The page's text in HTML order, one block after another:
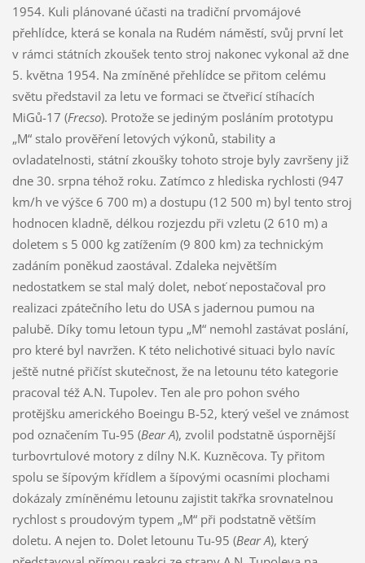
1954. Kuli plánované účasti na tradiční prvomájové
přehlídce, která se konala na Rudém náměstí, svůj první let
v rámci státních zkoušek tento stroj nakonec vykonal až dne
5. května 1954. Na zmíněné přehlídce se přitom celému
světu představil za letu ve formaci se čtveřicí stíhacích
MiGů-17 (Frecso). Protože se jediným posláním prototypu
„M“ stalo prověření letových výkonů, stability a
ovladatelnosti, státní zkoušky tohoto stroje byly završeny již
dne 30. srpna téhož roku. Zatímco z hlediska rychlosti (947
km/h ve výšce 6 700 m) a dostupu (12 500 m) byl tento stroj
hodnocen kladně, délkou rozjezdu při vzletu (2 610 m) a
doletem s 5 000 kg zatížením (9 800 km) za technickým
zadáním poněkud zaostával. Zdaleka největším
nedostatkem se stal malý dolet, neboť nepostačoval pro
realizaci zpátečního letu do USA s jadernou pumou na
palubě. Díky tomu letoun typu „M“ nemohl zastávat poslání,
pro které byl navržen. K této nelichotivé situaci bylo navíc
ještě nutné přičíst skutečnost, že na letounu této kategorie
pracoval též A.N. Tupolev. Ten ale pro pohon svého
protějšku amerického Boeingu B-52, který vešel ve známost
pod označením Tu-95 (Bear A), zvolil podstatně úspornější
turbovrtulové motory z dílny N.K. Kuzněcova. Ty přitom
spolu se šípovým křídlem a šípovými ocasními plochami
dokázaly zmíněnému letounu zajistit takřka srovnatelnou
rychlost s proudovým typem „M“ při podstatně větším
doletu. A nejen to. Dolet letounu Tu-95 (Bear A), který